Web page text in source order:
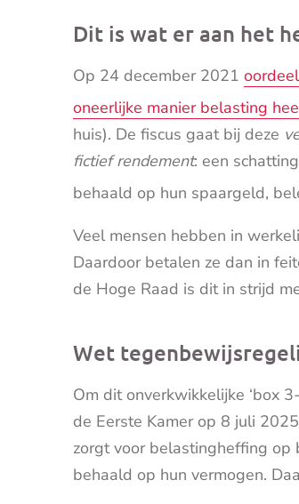
Dit is wat er aan het
Op 24 december 2021
oneerlijke manier belasting
huis). De fiscus gaat bij deze
fictief rendement: een
behaald op hun spaargeld,
Veel mensen hebben in
Daardoor betalen ze dan in
de Hoge Raad is dit in strijd
Wet
Om dit onverkwikkelijke ‘box
de Eerste Kamer op 8 juli
zorgt voor belastingheffing op
behaald op hun vermogen.